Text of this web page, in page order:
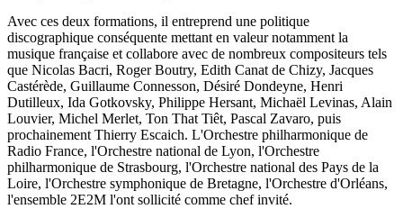
Avec ces deux formations, il entreprend une politique
discographique conséquente mettant en valeur notamment la
musique française et collabore avec de nombreux compositeurs tels
que Nicolas Bacri, Roger Boutry, Edith Canat de Chizy, Jacques
Castérède, Guillaume Connesson, Désiré Dondeyne, Henri
Dutilleux, Ida Gotkovsky, Philippe Hersant, Michaël Levinas, Alain
Louvier, Michel Merlet, Ton That Tiêt, Pascal Zavaro, puis
prochainement Thierry Escaich. L'Orchestre philharmonique de
Radio France, l'Orchestre national de Lyon, l'Orchestre
philharmonique de Strasbourg, l'Orchestre national des Pays de la
Loire, l'Orchestre symphonique de Bretagne, l'Orchestre d'Orléans,
l'ensemble 2E2M l'ont sollicité comme chef invité.